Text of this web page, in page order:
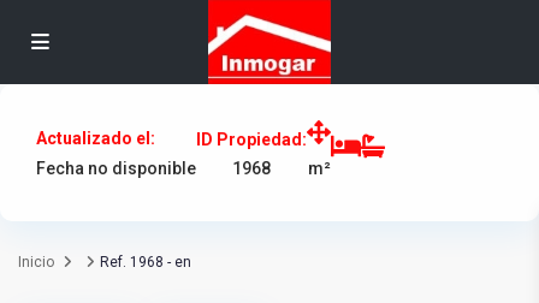
Actualizado el:
Fecha no disponible
ID Propiedad:
1968
m²
Inicio Ref. 1968 - en